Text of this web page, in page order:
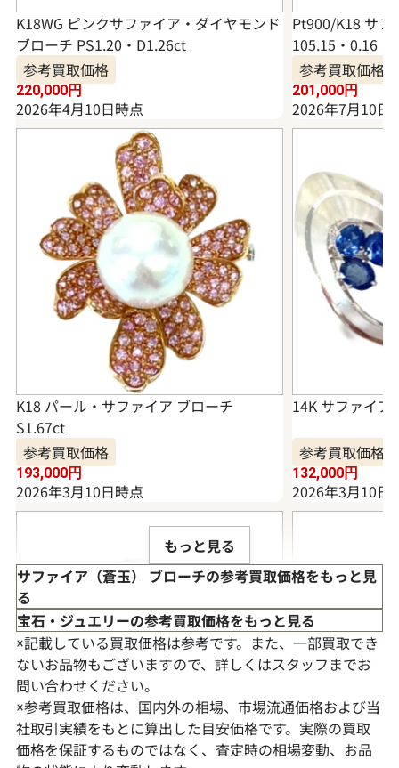
K18WG ピンクサファイア・ダイヤモンド
ブローチ PS1.20・D1.26ct
参考買取価格
220,000円
2026年4月10日時点
Pt900/K18 サフ
105.15・0.16・
参考買取価格
201,000円
2026年7月10日
K18 パール・サファイア ブローチ
S1.67ct
参考買取価格
193,000円
2026年3月10日時点
14K サファイア
参考買取価格
132,000円
2026年3月10日
もっと見る
サファイア（蒼玉） ブローチの参考買取価格をもっと見
る
宝石・ジュエリーの参考買取価格をもっと見る
※記載している買取価格は参考です。また、一部買取でき
ないお品物もございますので、詳しくはスタッフまでお
問い合わせください。
※参考買取価格は、国内外の相場、市場流通価格および当
社取引実績をもとに算出した目安価格です。実際の買取
価格を保証するものではなく、査定時の相場変動、お品